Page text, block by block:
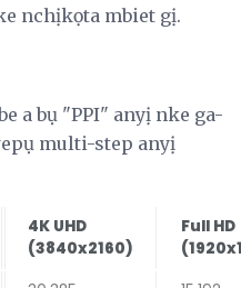
nchịkọta mbiet gị.
a bụ "PPI" anyị nke ga-
multi-step anyị
4K UHD
(3840x2160)
Full HD